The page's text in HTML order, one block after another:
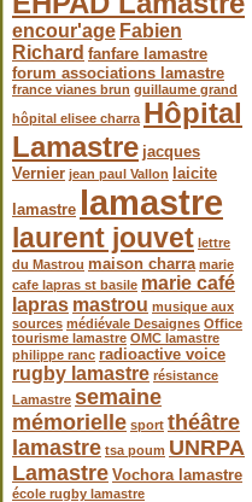
encour'age Fabien
Richard fanfare lamastre
forum associations lamastre
france vianes brun guillaume grand
hôpital elisee charra Hôpital
Lamastre jacques
Vernier jean paul Vallon
laicite
lamastre lamastre
laurent jouvet lettre
du Mastrou maison charra marie
cafe lapras st basile marie café
lapras mastrou musique aux
sources médiévale Desaignes Office
tourisme lamastre OMC lamastre
philippe ranc radioactive voice
rugby lamastre résistance
Lamastre semaine
mémorielle sport théâtre
lamastre tsa poum UNRPA
Lamastre Vochora lamastre
école rugby lamastre